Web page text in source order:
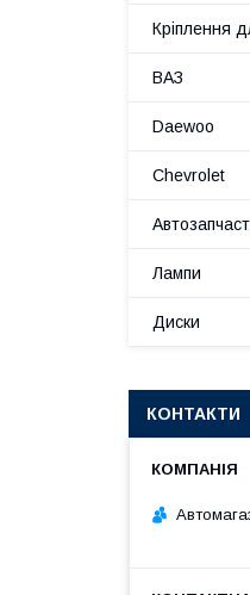
Кріплення
ВАЗ
Daewoo
Chevrolet
Лампи
Диски
КОНТАКТИ